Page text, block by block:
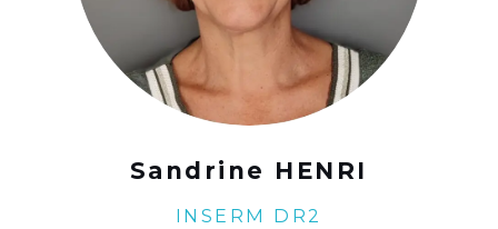
Sandrine HENRI
INSERM DR2